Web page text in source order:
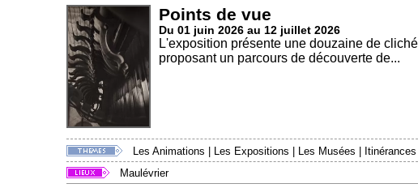
Points de vue
Du 01 juin 2026 au 12 juillet 2026
L'exposition présente une douzaine de
proposant un parcours de découverte de...
Les Animations | Les Expositions | Les Musées | Itinérances
Maulévrier